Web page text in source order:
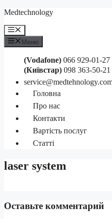
Перейти
содержимому
Medteсhnology
Меню
Меню
(Vodafone) 066 929-01-27
(Київстар) 098 363-50-21
Головна
Про нас
Контакти
Вартість послуг
Статті
laser system
Оставьте комментарий